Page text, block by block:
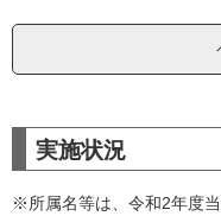
実施状況
※所属名等は、令和2年度当